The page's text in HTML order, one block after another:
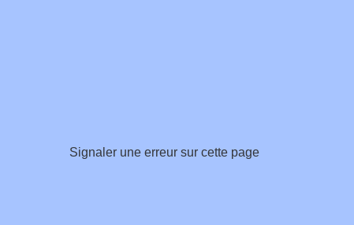
Signaler une erreur sur cette page